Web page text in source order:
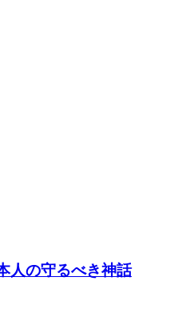
人の守るべき神話